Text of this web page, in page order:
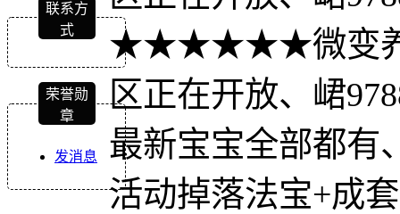
联系方
式
荣誉勋
章
发消息
★★★★★★微变
区正在开放、峮
最新宝宝全部都有
活动掉落法宝+成